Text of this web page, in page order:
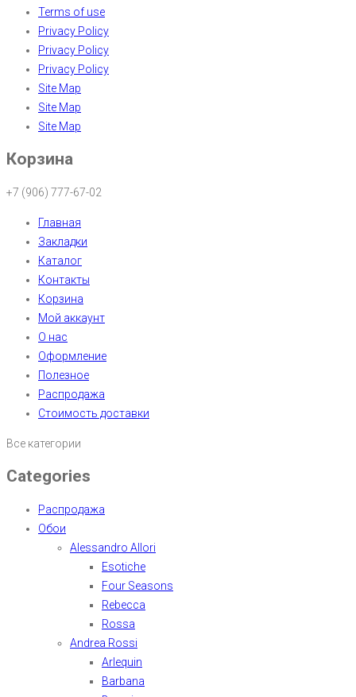
Terms of use
Privacy Policy
Privacy Policy
Privacy Policy
Site Map
Site Map
Site Map
Корзина
+7 (906) 777-67-02
Главная
Закладки
Каталог
Контакты
Корзина
Мой аккаунт
О нас
Оформление
Полезное
Распродажа
Стоимость доставки
Все категории
Categories
Распродажа
Обои
Alessandro Allori
Esotiche
Four Seasons
Rebecca
Rossa
Andrea Rossi
Arlequin
Barbana